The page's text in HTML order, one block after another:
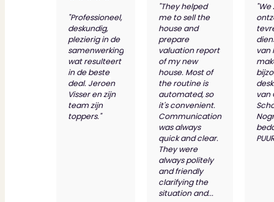
"Professioneel,
deskundig,
plezierig in de
samenwerking
wat resulteert
in de beste
deal. Jeroen
Visser en zijn
team zijn
toppers."
"They helped
me to sell the
house and
prepare
valuation report
of my new
house. Most of
the routine is
automated, so
it's convenient.
Communication
was always
quick and clear.
They were
always politely
and friendly
clarifying the
situation and...
"We
van
van